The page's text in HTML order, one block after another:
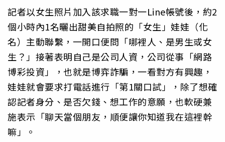
記者以女生照片加入該求職一對一Line帳號後，約2
個小時內1名曬出甜美自拍照的「女生」娃娃（化
名）主動聯繫，一開口便問「哪裡人、是男生或女
生？」接著表明自己是公司人資，公司從事「網路
博彩投資」，也就是博弈詐騙，一看對方有興趣，
娃娃就會要求打電話進行「第1關口試」，除了想確
認記者身分、是否欠錢、想工作的意願，也軟硬兼
施表示「聊天當個朋友，順便讓你知道我在這裡幹
嘛」。